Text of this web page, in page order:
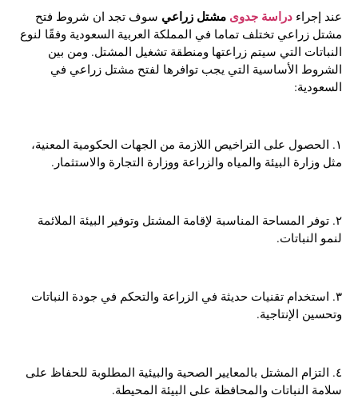
عند إجراء دراسة جدوى مشتل زراعي سوف تجد ان شروط فتح
مشتل زراعي تختلف تماما في المملكة العربية السعودية وفقًا لنوع
النباتات التي سيتم زراعتها ومنطقة تشغيل المشتل. ومن بين
الشروط الأساسية التي يجب توافرها لفتح مشتل زراعي في
السعودية:
١. الحصول على التراخيص اللازمة من الجهات الحكومية المعنية،
مثل وزارة البيئة والمياه والزراعة ووزارة التجارة والاستثمار.
٢. توفر المساحة المناسبة لإقامة المشتل وتوفير البيئة الملائمة
لنمو النباتات.
٣. استخدام تقنيات حديثة في الزراعة والتحكم في جودة النباتات
وتحسين الإنتاجية.
٤. التزام المشتل بالمعايير الصحية والبيئية المطلوبة للحفاظ على
سلامة النباتات والمحافظة على البيئة المحيطة.